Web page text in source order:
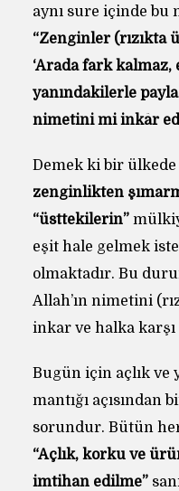
aynı sure içinde bu
“Zenginler (rızıkta
‘Arada fark kalmaz,
yanındakilerle
nimetini mi inkâr
Demek ki bir
zenginlikten
“üsttekilerin”
eşit hale gelmek
olmaktadır. Bu
Allah’ın nimetini
inkar ve halka
Bugün için açlık ve
mantığı açısından
sorundur. Bütün
“Açlık, korku ve
imtihan edilme”